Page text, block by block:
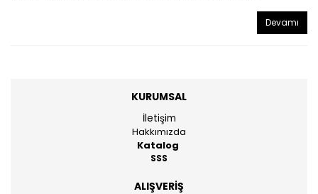
Devamı
KURUMSAL
İletişim
Hakkımızda
Katalog
SSS
ALIŞVERİŞ